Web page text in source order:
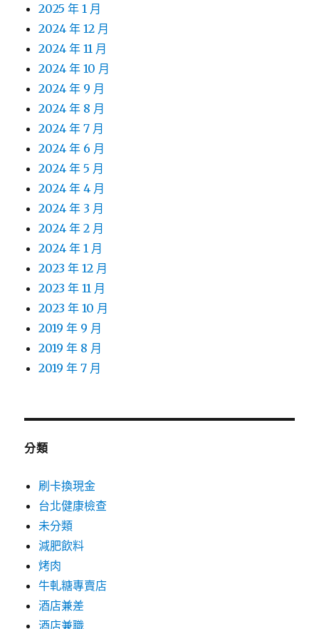
2025 年 1 月
2024 年 12 月
2024 年 11 月
2024 年 10 月
2024 年 9 月
2024 年 8 月
2024 年 7 月
2024 年 6 月
2024 年 5 月
2024 年 4 月
2024 年 3 月
2024 年 2 月
2024 年 1 月
2023 年 12 月
2023 年 11 月
2023 年 10 月
2019 年 9 月
2019 年 8 月
2019 年 7 月
分類
刷卡換現金
台北健康檢查
未分類
減肥飲料
烤肉
牛軋糖專賣店
酒店兼差
酒店兼職